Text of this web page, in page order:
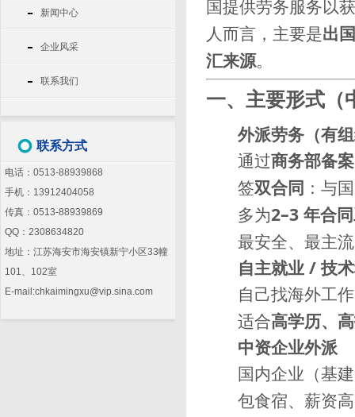
新闻中心
企业风采
联系我们
联系方式
电话：0513-88939868
手机：13912404058
传真：0513-88939869
QQ：2308634820
地址：江苏海安市海安镇新宁小区33幢
101、102室
E-mail:chkaimingxu@vip.sina.com
国提供劳务服务以
人而言，主要是出
汇来源。
一、主要形式（
外派劳务（有
通过商务部备
签双合同 ：与
多为2–3 年合
最安全、最主
自主就业 / 技
自己找海外工
适合高学历、
中资企业外派
国内企业（基
包食宿、薪资